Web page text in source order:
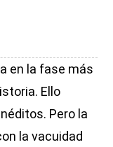
en la fase más
Ello
Pero la
la vacuidad